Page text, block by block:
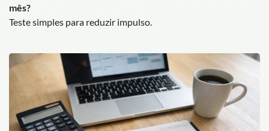
mês?
Teste simples para reduzir impulso.